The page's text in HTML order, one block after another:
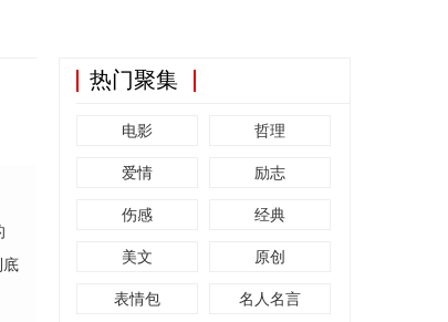
底
热门聚集
电影 哲理
爱情 励志
伤感 经典
美文 原创
表情包 名人名言